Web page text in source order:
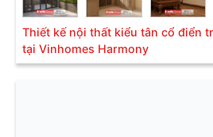
Thiết kế nội thất kiểu tân cổ điển
tại Vinhomes Harmony